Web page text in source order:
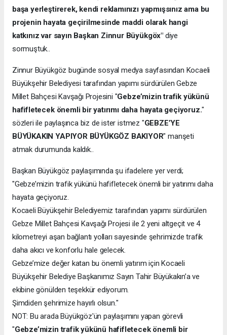
başa yerleştirerek, kendi reklamınızı yapmışsınız ama bu
projenin hayata geçirilmesinde maddi olarak hangi
katkınız var sayın Başkan Zinnur Büyükgöx" diye
sormuştuk..
Zinnur Büyükgöz bugünde sosyal medya sayfasından Kocaeli
Büyükşehir Belediyesi tarafından yapımı sürdürülen Gebze
Millet Bahçesi Kavşağı Projesini "Gebze’mizin trafik yükünü
hafifletecek önemli bir yatırımı daha hayata geçiyoruz."
sözleri ile paylaşınca biz de ister istmez "GEBZE’YE
BÜYÜKAKIN YAPIYOR BÜYÜKGÖZ BAKIYOR" manşeti
atmak durumunda kaldık..
Başkan Büyükgöz paylaşımında şu ifadelere yer verdi;
"Gebze’mizin trafik yükünü hafifletecek önemli bir yatırımı daha
hayata geçiyoruz.
Kocaeli Büyükşehir Belediyemiz tarafından yapımı sürdürülen
Gebze Millet Bahçesi Kavşağı Projesi ile 2 yeni altgeçit ve 4
kilometreyi aşan bağlantı yolları sayesinde şehrimizde trafik
daha akıcı ve konforlu hale gelecek.
Gebze’mize değer katan bu önemli yatırım için Kocaeli
Büyükşehir Belediye Başkanımız Sayın Tahir Büyükakın’a ve
ekibine gönülden teşekkür ediyorum.
Şimdiden şehrimize hayırlı olsun."
NOT: Bu arada Büyükgöz'ün paylaşımını yapan görevli
"Gebze’mizin trafik yükünü hafifletecek önemli bir